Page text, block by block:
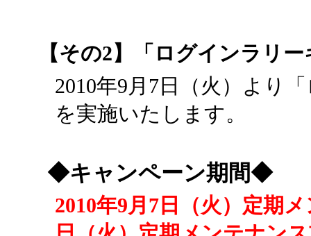
【その2】「ログインラリ
2010年9月7日（火）より
を実施いたします。
◆キャンペーン期間◆
2010年9月7日（火）定期